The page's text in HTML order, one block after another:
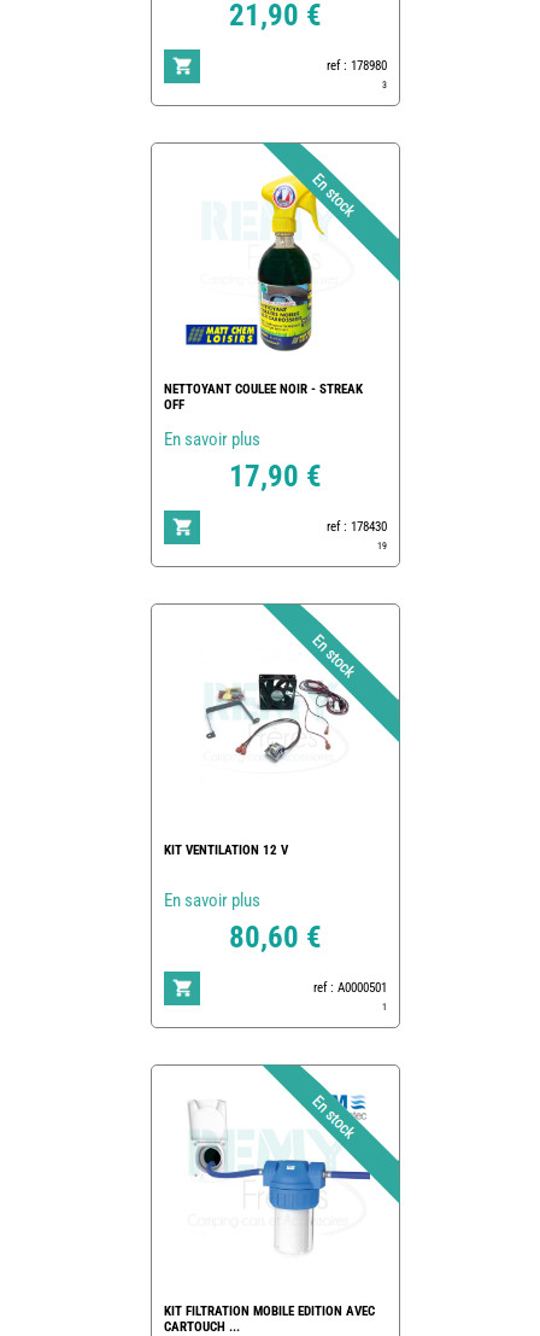
21,90 €
ref : 178980
3
NETTOYANT COULEE NOIR - STREAK
OFF
En savoir plus
17,90 €
ref : 178430
19
KIT VENTILATION 12 V
En savoir plus
80,60 €
ref : A0000501
1
KIT FILTRATION MOBILE EDITION AVEC
CARTOUCH ...